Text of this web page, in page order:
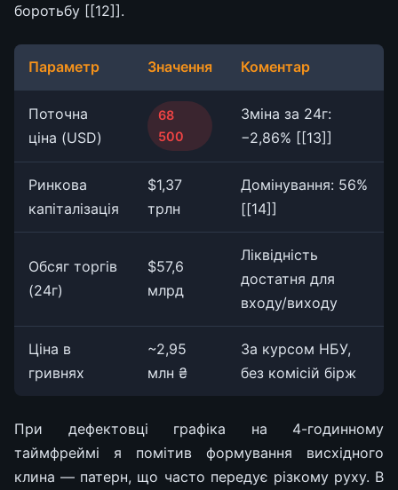
боротьбу [[12]].
Параметр Значення Коментар
Поточна
ціна (USD)
68
500
Зміна за 24г:
−2,86% [[13]]
Ринкова
капіталізація
$1,37
трлн
Домінування: 56%
[[14]]
Обсяг торгів
(24г)
$57,6
млрд
Ліквідність
достатня для
входу/виходу
Ціна в
гривнях
~2,95
млн ₴
За курсом НБУ,
без комісій бірж
При дефектовці графіка на 4-годинному
таймфреймі я помітив формування висхідного
клина — патерн, що часто передує різкому руху. В